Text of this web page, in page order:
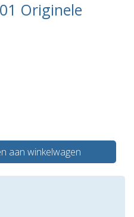
Originele
aan winkelwagen